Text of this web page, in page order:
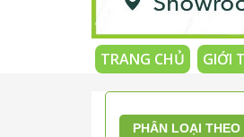
TRANG CHỦ GIỚI
PHÂN LOẠI